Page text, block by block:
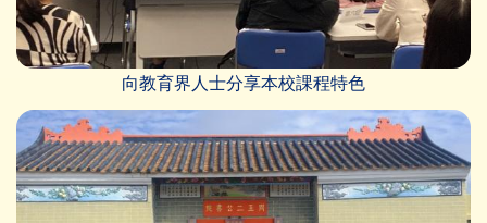
向教育界人士分享本校課程特色